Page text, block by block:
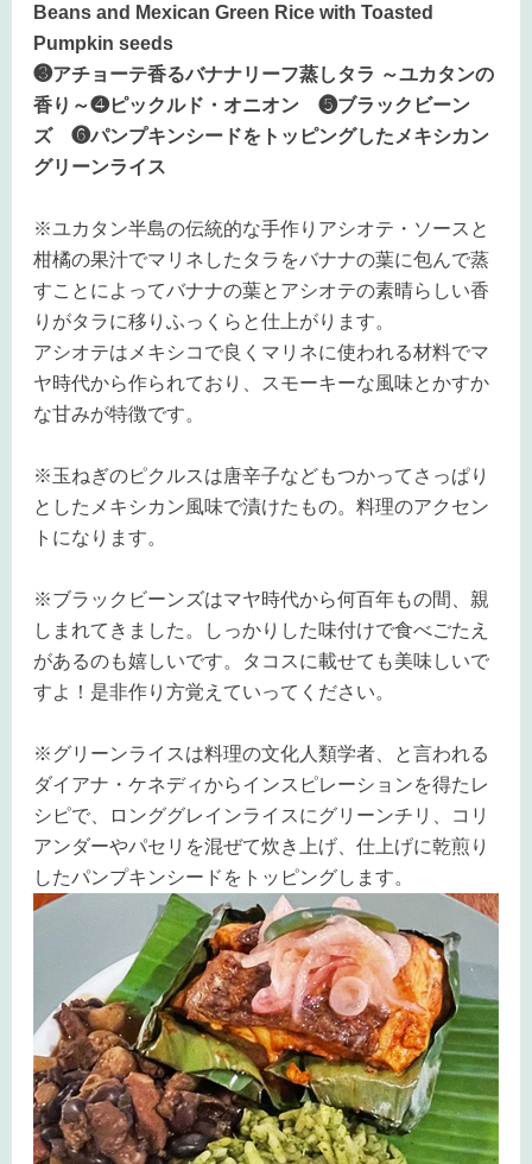
Beans and Mexican Green Rice with Toasted
Pumpkin seeds
❸アチョーテ香るバナナリーフ蒸しタラ ～ユカタンの
香り～❹ピックルド・オニオン ❺ブラックビーン
ズ ❻パンプキンシードをトッピングしたメキシカン
グリーンライス
※ユカタン半島の伝統的な手作りアシオテ・ソースと
柑橘の果汁でマリネしたタラをバナナの葉に包んで蒸
すことによってバナナの葉とアシオテの素晴らしい香
りがタラに移りふっくらと仕上がります。
アシオテはメキシコで良くマリネに使われる材料でマ
ヤ時代から作られており、スモーキーな風味とかすか
な甘みが特徴です。
※玉ねぎのピクルスは唐辛子などもつかってさっぱり
としたメキシカン風味で漬けたもの。料理のアクセン
トになります。
※ブラックビーンズはマヤ時代から何百年もの間、親
しまれてきました。しっかりした味付けで食べごたえ
があるのも嬉しいです。タコスに載せても美味しいで
すよ！是非作り方覚えていってください。
※グリーンライスは料理の文化人類学者、と言われる
ダイアナ・ケネディからインスピレーションを得たレ
シピで、ロンググレインライスにグリーンチリ、コリ
アンダーやパセリを混ぜて炊き上げ、仕上げに乾煎り
したパンプキンシードをトッピングします。